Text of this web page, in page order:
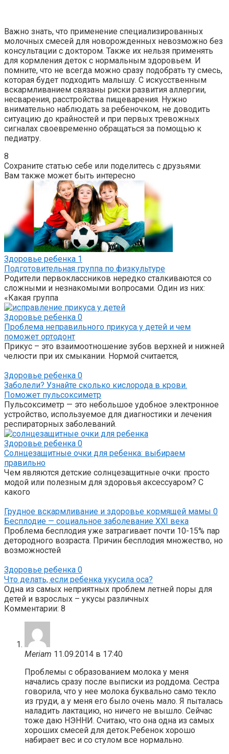
Важно знать, что применение специализированных
молочных смесей для новорожденных невозможно без
консультации с доктором. Также их нельзя применять
для кормления деток с нормальным здоровьем. И
помните, что не всегда можно сразу подобрать ту смесь,
которая будет подходить малышу. С искусственным
вскармливанием связаны риски развития аллергии,
несварения, расстройства пищеварения. Нужно
внимательно наблюдать за ребеночком, не доводить
ситуацию до крайностей и при первых тревожных
сигналах своевременно обращаться за помощью к
педиатру.
8
Сохраните статью себе или поделитесь с друзьями:
Вам также может быть интересно
Здоровье ребенка 1
Подготовительная группа по физкультуре
Родители первоклассников нередко сталкиваются со
сложными и незнакомыми вопросами. Один из них:
«Какая группа
Здоровье ребенка 0
Проблема неправильного прикуса у детей и чем
поможет ортодонт
Прикус – это взаимоотношение зубов верхней и нижней
челюсти при их смыкании. Нормой считается,
Здоровье ребенка 0
Заболели? Узнайте сколько кислорода в крови.
Поможет пульсоксиметр
Пульсоксиметр — это небольшое удобное электронное
устройство, используемое для диагностики и лечения
респираторных заболеваний.
Здоровье ребенка 0
Солнцезащитные очки для ребенка: выбираем
правильно
Чем являются детские солнцезащитные очки: просто
модой или полезным для здоровья аксессуаром? С
какого
Грудное вскармливание и здоровье кормящей мамы 0
Бесплодие — социальное заболевание XXI века
Проблема бесплодия уже затрагивает почти 10-15% пар
детородного возраста. Причин бесплодия множество, но
возможностей
Здоровье ребенка 0
Что делать, если ребенка укусила оса?
Одна из самых неприятных проблем летней поры для
детей и взрослых – укусы различных
Комментарии: 8
Meriam 11.09.2014 в 17:40
Проблемы с образованием молока у меня
начались сразу после выписки из роддома. Сестра
говорила, что у нее молока буквально само текло
из груди, а у меня его было очень мало. Я пыталась
наладить лактацию, но ничего не вышло. Сейчас
тоже даю НЭННИ. Считаю, что она одна из самых
хороших смесей для деток.Ребенок хорошо
набирает вес и со стулом все нормально.